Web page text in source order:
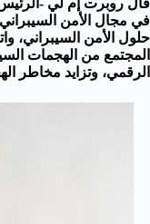
قال روبرت إم لي -الرئيس
في مجال الأمن
حلول الأمن السيبراني،
المجتمع من الهجمات
الرقمي، وتزايد مخاطر